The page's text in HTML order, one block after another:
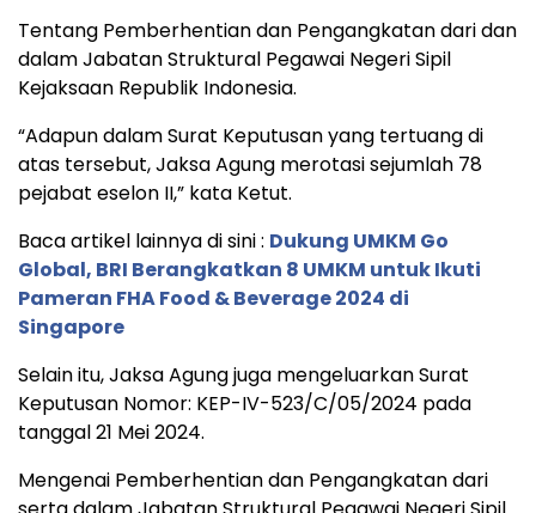
Tentang Pemberhentian dan Pengangkatan dari dan
dalam Jabatan Struktural Pegawai Negeri Sipil
Kejaksaan Republik Indonesia.
“Adapun dalam Surat Keputusan yang tertuang di
atas tersebut, Jaksa Agung merotasi sejumlah 78
pejabat eselon II,” kata Ketut.
Baca artikel lainnya di sini : Dukung UMKM Go
Global, BRI Berangkatkan 8 UMKM untuk Ikuti
Pameran FHA Food & Beverage 2024 di
Singapore
Selain itu, Jaksa Agung juga mengeluarkan Surat
Keputusan Nomor: KEP-IV-523/C/05/2024 pada
tanggal 21 Mei 2024.
Mengenai Pemberhentian dan Pengangkatan dari